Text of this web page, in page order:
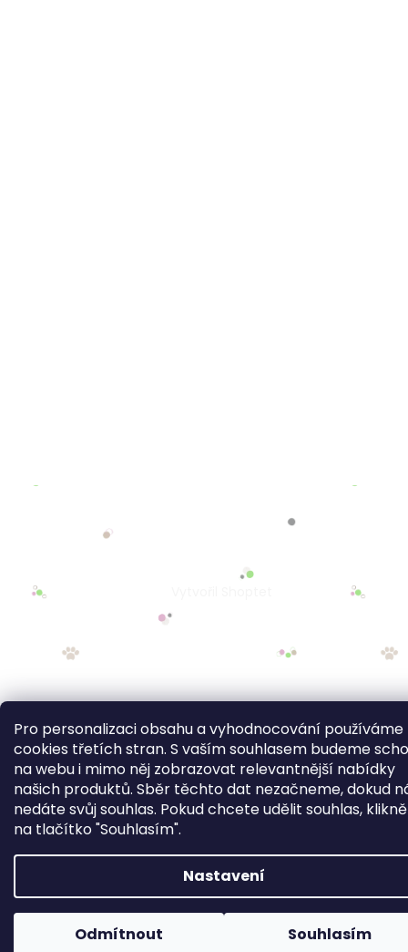
Pro personalizaci obsahu a vyhodnocování používáme
cookies třetích stran. S vaším souhlasem budeme
na webu i mimo něj zobrazovat relevantnější nabídky
našich produktů. Sběr těchto dat nezačneme, dokud
nedáte svůj souhlas. Pokud chcete udělit souhlas,
na tlačítko "Souhlasím".
Nastavení
Odmítnout Souhlasím